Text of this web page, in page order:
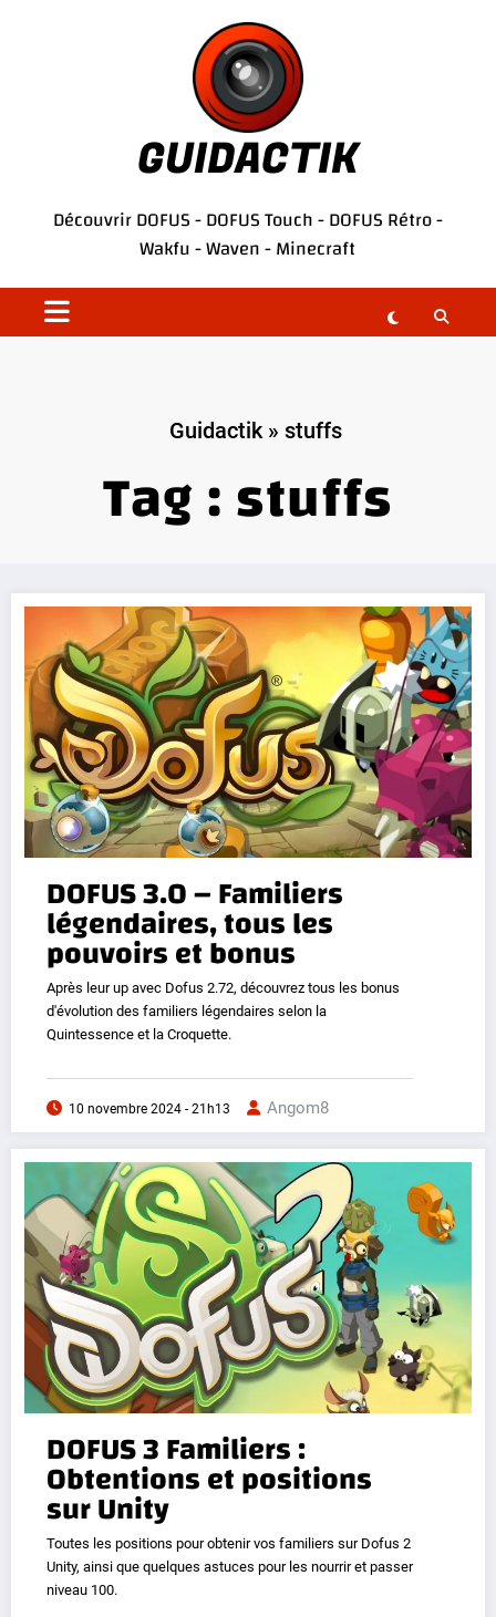
GUIDACTIK
DécouvrirDOFUS-DOFUS Touch-DOFUS Rétro-
Wakfu-Waven-Minecraft
Guidactik» stuffs
Tag : stuffs
DOFUS 3.0 – Familiers
légendaires, tous les
pouvoirs et bonus
Après leur up avec Dofus 2.72, découvrez tous les bonus
d'évolution des familiers légendaires selon la
Quintessence et la Croquette.
10 novembre 2024 - 21h13 Angom8
DOFUS 3 Familiers :
Obtentions et positions
sur Unity
Toutes les positions pour obtenir vos familiers sur Dofus 2
Unity, ainsi que quelques astuces pour les nourrir et passer
niveau 100.